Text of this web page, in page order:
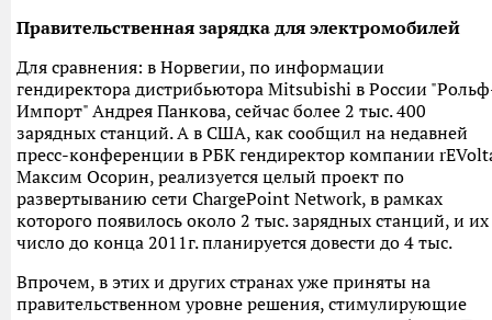
Правительственная зарядка для электромобилей
Для сравнения: в Норвегии, по информации
гендиректора дистрибьютора Mitsubishi в России
Импорт" Андрея Панкова, сейчас более 2 тыс. 400
зарядных станций. А в США, как сообщил на недавней
пресс-конференции в РБК гендиректор компании
Максим Осорин, реализуется целый проект по
развертыванию сети ChargePoint Network, в рамках
которого появилось около 2 тыс. зарядных станций, и их
число до конца 2011г. планируется довести до 4 тыс.
Впрочем, в этих и других странах уже приняты на
правительственном уровне решения, стимулирующие